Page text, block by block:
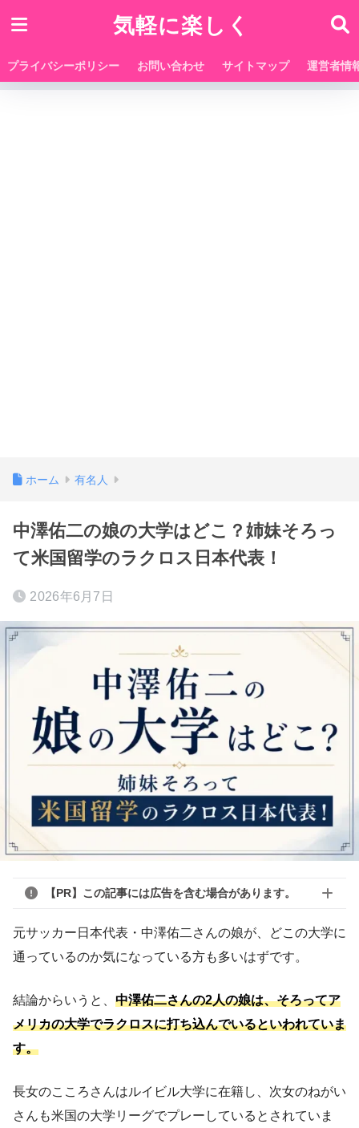
気軽に楽しく
プライバシーポリシー お問い合わせ サイトマップ 運営者情
ホーム 有名人
中澤佑二の娘の大学はどこ？姉妹そろっ
て米国留学のラクロス日本代表！
2026年6月7日
【PR】この記事には広告を含む場合があります。
元サッカー日本代表・中澤佑二さんの娘が、どこの大学に
通っているのか気になっている方も多いはずです。
結論からいうと、 中澤佑二さんの2人の娘は、そろってア
メリカの大学でラクロスに打ち込んでいるといわれていま
す。
長女のこころさんはルイビル大学に在籍し、次女のねがい
さんも米国の大学リーグでプレーしているとされていま